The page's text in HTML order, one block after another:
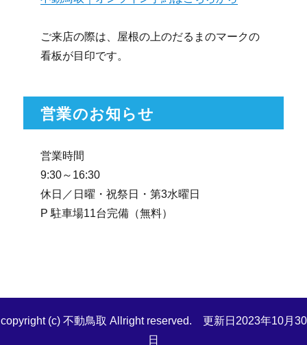
ご来店の際は、屋根の上のだるまのマークの
看板が目印です。
営業のお知らせ
営業時間
9:30～16:30
休日／日曜・祝祭日・第3水曜日
P 駐車場11台完備（無料）
copyright (c) 不動鳥取 Allright reserved. 更新日2023年10月30
日